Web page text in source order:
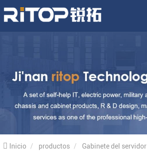
Inicio productos Gabinete del servidor